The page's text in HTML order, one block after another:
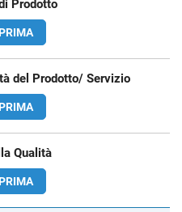
Prodotto
del Prodotto/ Servizio
Qualità